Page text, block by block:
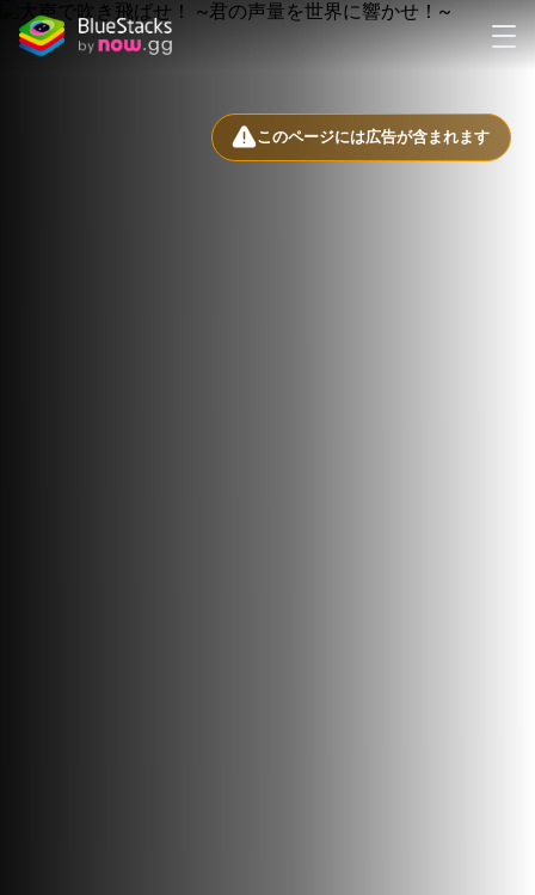
このページには広告が含まれます